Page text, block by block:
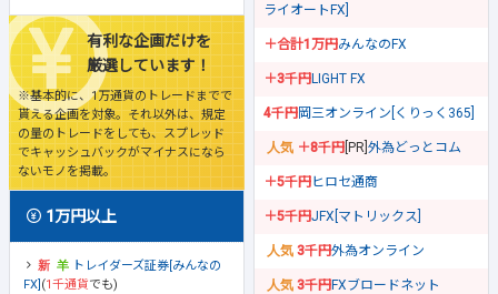
有利な企画だけを
厳選しています！
※基本的に、1万通貨のトレードまでで
貰える企画を対象。それ以外は、規定
の量のトレードをしても、スプレッド
でキャッシュバックがマイナスになら
ないモノを掲載。
1万円以上
トレイダーズ証券[みんなの
FX] (1千通貨でも)
ライオートFX]
＋合計1万円みんなのFX
＋3千円LIGHT FX
4千円岡三オンライン[くりっく365]
＋8千円 [PR] 外為どっとコム
＋5千円ヒロセ通商
＋5千円JFX[マトリックス]
3千円外為オンライン
3千円FXブロードネット